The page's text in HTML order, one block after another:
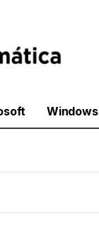
Windows